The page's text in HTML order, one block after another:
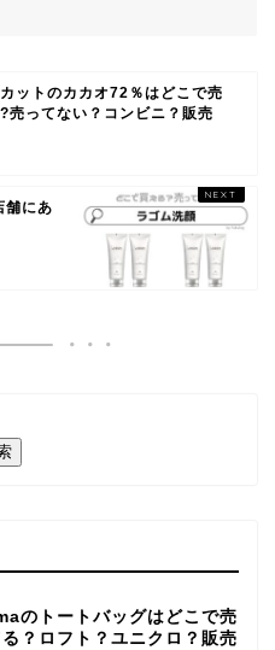
ットのカカオ72％はどこで売
売ってない？コンビニ？販売
舗にあ
のトートバッグはどこで売
る？ロフト？ユニクロ？販売